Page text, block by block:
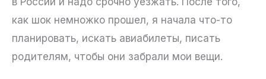
как шок немножко прошел, я начала что-то
планировать, искать авиабилеты, писать
родителям, чтобы они забрали мои вещи.